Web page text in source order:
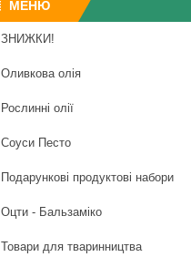
ЗНИЖКИ!
Оливкова олія
Рослинні олії
Соуси Песто
Подарункові продуктові набори
Оцти - Бальзаміко
Товари для тваринництва